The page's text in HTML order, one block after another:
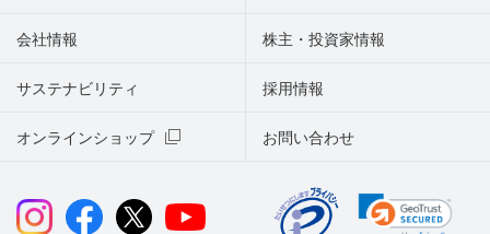
会社情報 株主・投資家情報
サステナビリティ
オンラインショップ お問い合わせ
採用情報